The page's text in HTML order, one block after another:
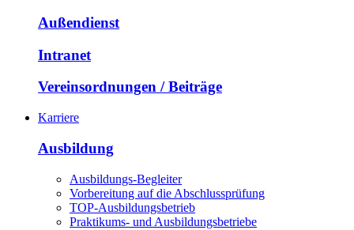
Außendienst
Intranet
Vereinsordnungen / Beiträge
Karriere
Ausbildung
Ausbildungs-Begleiter
Vorbereitung auf die Abschlussprüfung
TOP-Ausbildungsbetrieb
Praktikums- und Ausbildungsbetriebe